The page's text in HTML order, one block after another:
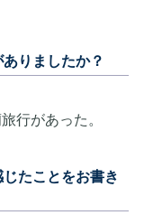
ありましたか？
行があった。
たことをお書き